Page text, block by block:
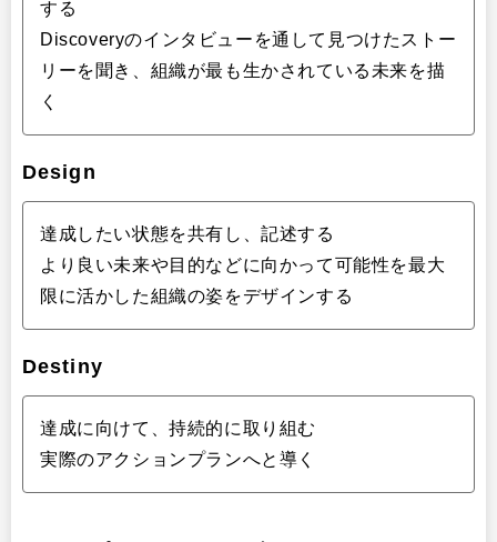
する
Discoveryのインタビューを通して見つけたストー
リーを聞き、組織が最も生かされている未来を描
く
Design
達成したい状態を共有し、記述する
より良い未来や目的などに向かって可能性を最大
限に活かした組織の姿をデザインする
Destiny
達成に向けて、持続的に取り組む
実際のアクションプランへと導く